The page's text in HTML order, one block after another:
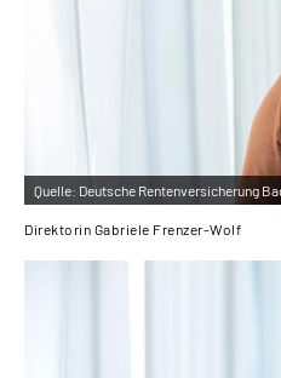
Quelle: Deutsche Rentenversicherung
Direktorin Gabriele Frenzer-Wolf